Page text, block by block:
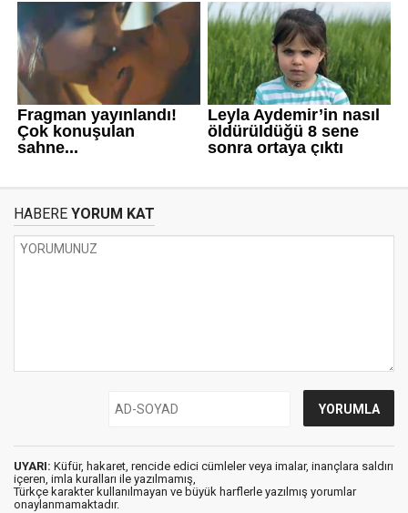
HABERE YORUM KAT
UYARI: Küfür, hakaret, rencide edici cümleler veya imalar, inançlara saldırı
içeren, imla kuralları ile yazılmamış,
Türkçe karakter kullanılmayan ve büyük harflerle yazılmış yorumlar
onaylanmamaktadır.